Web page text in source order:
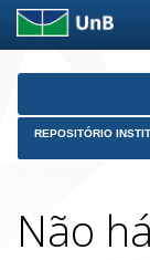
Skip
REPOSITÓRIO
Não